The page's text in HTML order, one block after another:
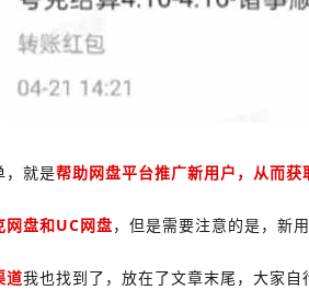
，就是帮助网盘平台推广新用户，从而获
网盘和UC网盘，但是需要注意的是，新
道我也找到了，放在了文章末尾，大家自